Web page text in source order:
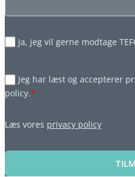
Ja, jeg vil gerne modtage
Jeg har læst og accepterer
policy.*
Læs vores privacy policy